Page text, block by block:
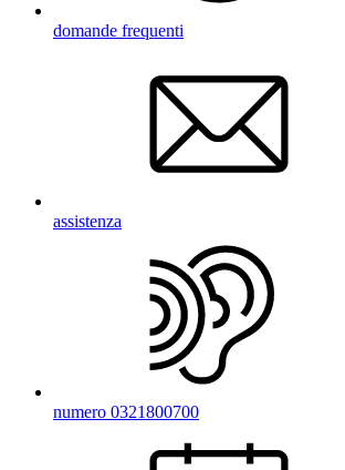
domande frequenti
assistenza
numero 0321800700